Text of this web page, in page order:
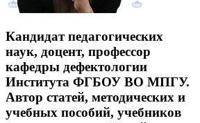
Кандидат педагогических
наук, доцент, профессор
кафедры дефектологии
Института ФГБОУ ВО МПГУ.
Автор статей, методических и
учебных пособий, учебников